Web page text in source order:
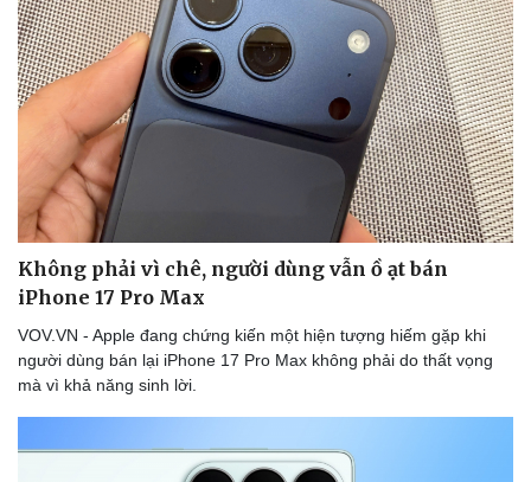
Thể thao
Bóng đá
Lịch thi đấu bóng đá
Thế giới thể thao
eSports
Hậu trường
Ô tô - Xe máy
Tư vấn
Không phải vì chê, người dùng vẫn ồ ạt bán
iPhone 17 Pro Max
VOV.VN - Apple đang chứng kiến một hiện tượng hiếm gặp khi
người dùng bán lại iPhone 17 Pro Max không phải do thất vọng
mà vì khả năng sinh lời.